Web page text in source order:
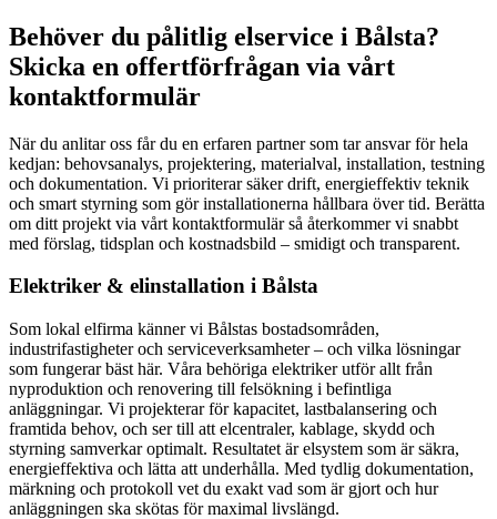
Behöver du pålitlig elservice i Bålsta?
Skicka en offertförfrågan via vårt
kontaktformulär
När du anlitar oss får du en erfaren partner som tar ansvar för hela
kedjan: behovsanalys, projektering, materialval, installation, testning
och dokumentation. Vi prioriterar säker drift, energieffektiv teknik
och smart styrning som gör installationerna hållbara över tid. Berätta
om ditt projekt via vårt kontaktformulär så återkommer vi snabbt
med förslag, tidsplan och kostnadsbild – smidigt och transparent.
Elektriker & elinstallation i Bålsta
Som lokal elfirma känner vi Bålstas bostadsområden,
industrifastigheter och serviceverksamheter – och vilka lösningar
som fungerar bäst här. Våra behöriga elektriker utför allt från
nyproduktion och renovering till felsökning i befintliga
anläggningar. Vi projekterar för kapacitet, lastbalansering och
framtida behov, och ser till att elcentraler, kablage, skydd och
styrning samverkar optimalt. Resultatet är elsystem som är säkra,
energieffektiva och lätta att underhålla. Med tydlig dokumentation,
märkning och protokoll vet du exakt vad som är gjort och hur
anläggningen ska skötas för maximal livslängd.